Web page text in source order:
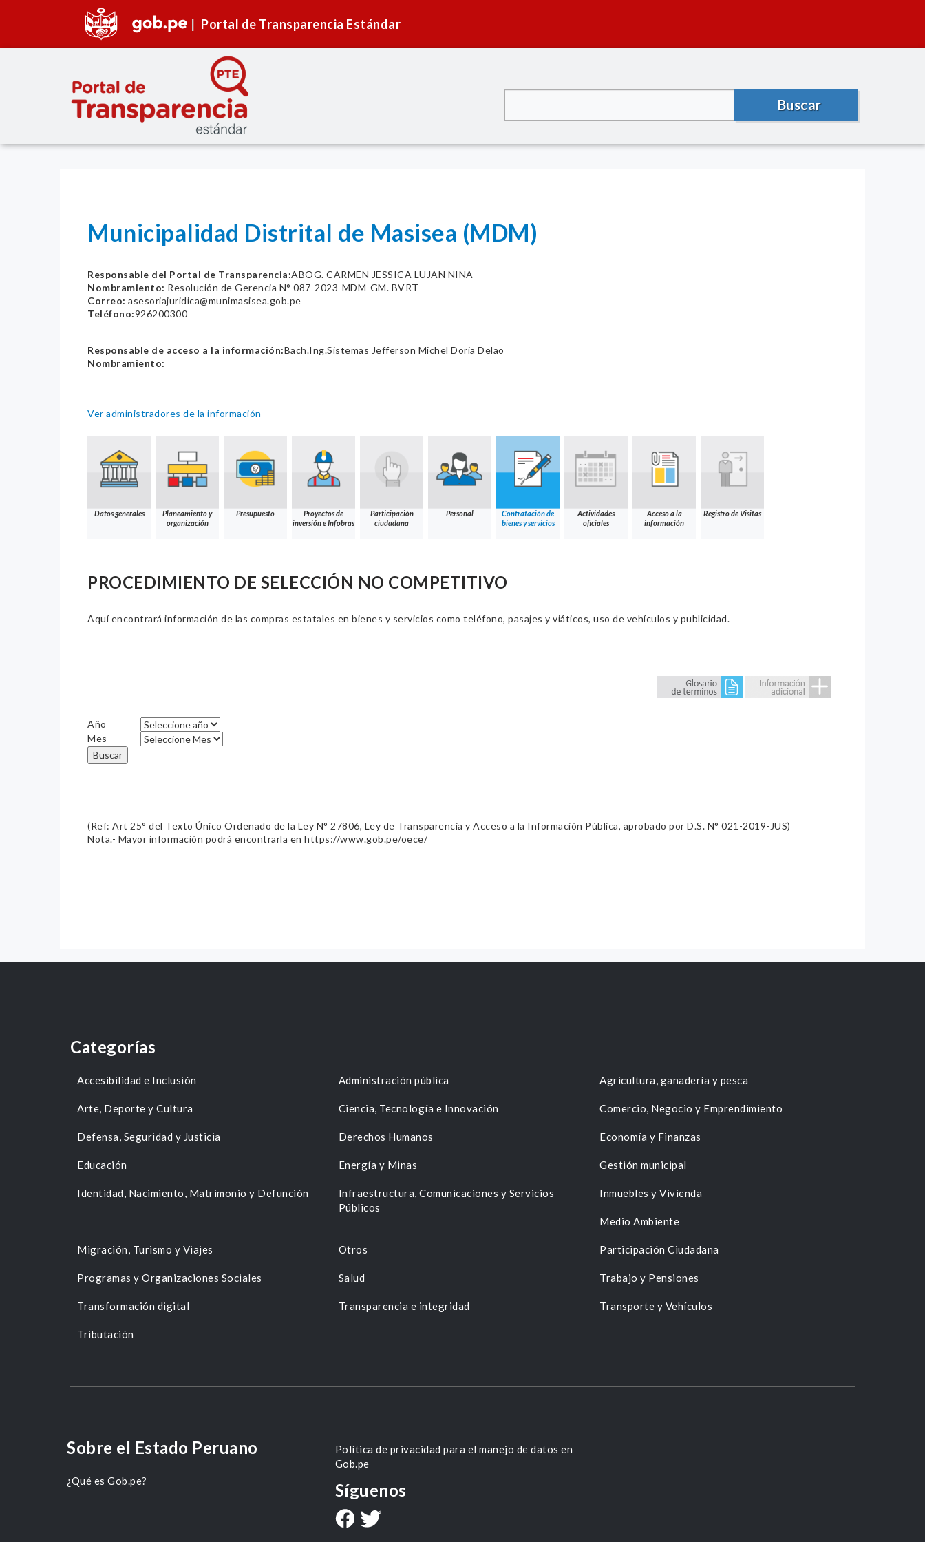
Portal de Transparencia Estándar
Buscar
Municipalidad Distrital de Masisea (MDM)
Responsable del Portal de Transparencia:ABOG. CARMEN JESSICA LUJAN NINA
Nombramiento: Resolución de Gerencia N° 087-2023-MDM-GM. BVRT
Correo: asesoriajuridica@munimasisea.gob.pe
Teléfono:926200300
Responsable de acceso a la información:Bach.Ing.Sistemas Jefferson Michel Doria Delao
Nombramiento:
Ver administradores de la información
Datos generales
Planeamiento y
organización
Presupuesto
Proyectos de
inversión e Infobras
Participación
ciudadana
Personal
Contratación de
bienes y servicios
Actividades
oficiales
Acceso a la
información
Registro de Visitas
PROCEDIMIENTO DE SELECCIÓN NO COMPETITIVO
Aquí encontrará información de las compras estatales en bienes y servicios como teléfono, pasajes y viáticos, uso de vehículos y publicidad.
Año
Mes
Buscar
(Ref: Art 25° del Texto Único Ordenado de la Ley N° 27806, Ley de Transparencia y Acceso a la Información Pública, aprobado por D.S. N° 021-2019-JUS)
Nota.- Mayor información podrá encontrarla en https://www.gob.pe/oece/
Categorías
Accesibilidad e Inclusión Administración pública Agricultura, ganadería y pesca
Arte, Deporte y Cultura Ciencia, Tecnología e Innovación Comercio, Negocio y Emprendimiento
Defensa, Seguridad y Justicia Derechos Humanos Economía y Finanzas
Educación Energía y Minas Gestión municipal
Identidad, Nacimiento, Matrimonio y Defunción
Infraestructura, Comunicaciones y Servicios
Públicos
Inmuebles y Vivienda
Medio Ambiente
Migración, Turismo y Viajes Otros Participación Ciudadana
Programas y Organizaciones Sociales Salud Trabajo y Pensiones
Transformación digital Transparencia e integridad Transporte y Vehículos
Tributación
Sobre el Estado Peruano
¿Qué es Gob.pe?
Política de privacidad para el manejo de datos en
Gob.pe
Síguenos